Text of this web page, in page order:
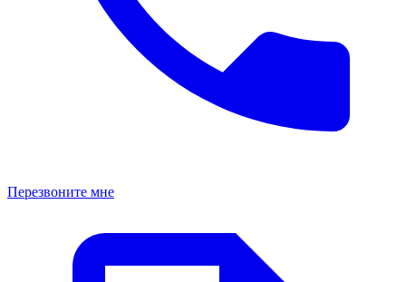
Перезвоните мне